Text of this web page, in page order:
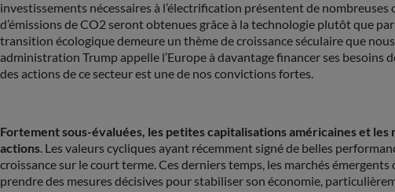
investissements nécessaires à l’électrification présentent de
d’émissions de CO2 seront obtenues grâce à la technologie plutôt que
transition écologique demeure un thème de croissance séculaire que
administration Trump appelle l’Europe à davantage financer ses besoins
des actions de ce secteur est une de nos convictions fortes.
Fortement sous-évaluées, les petites capitalisations américaines et
actions. Les valeurs cycliques ayant récemment signé de belles
croissance sur le court terme. Ces derniers temps, les marchés
prendre des mesures décisives pour stabiliser son économie,